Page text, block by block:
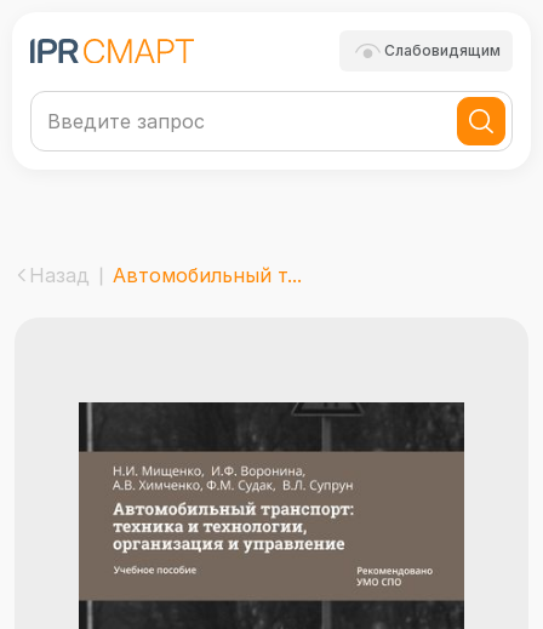
Слабовидящим
Назад Автомобильный т...